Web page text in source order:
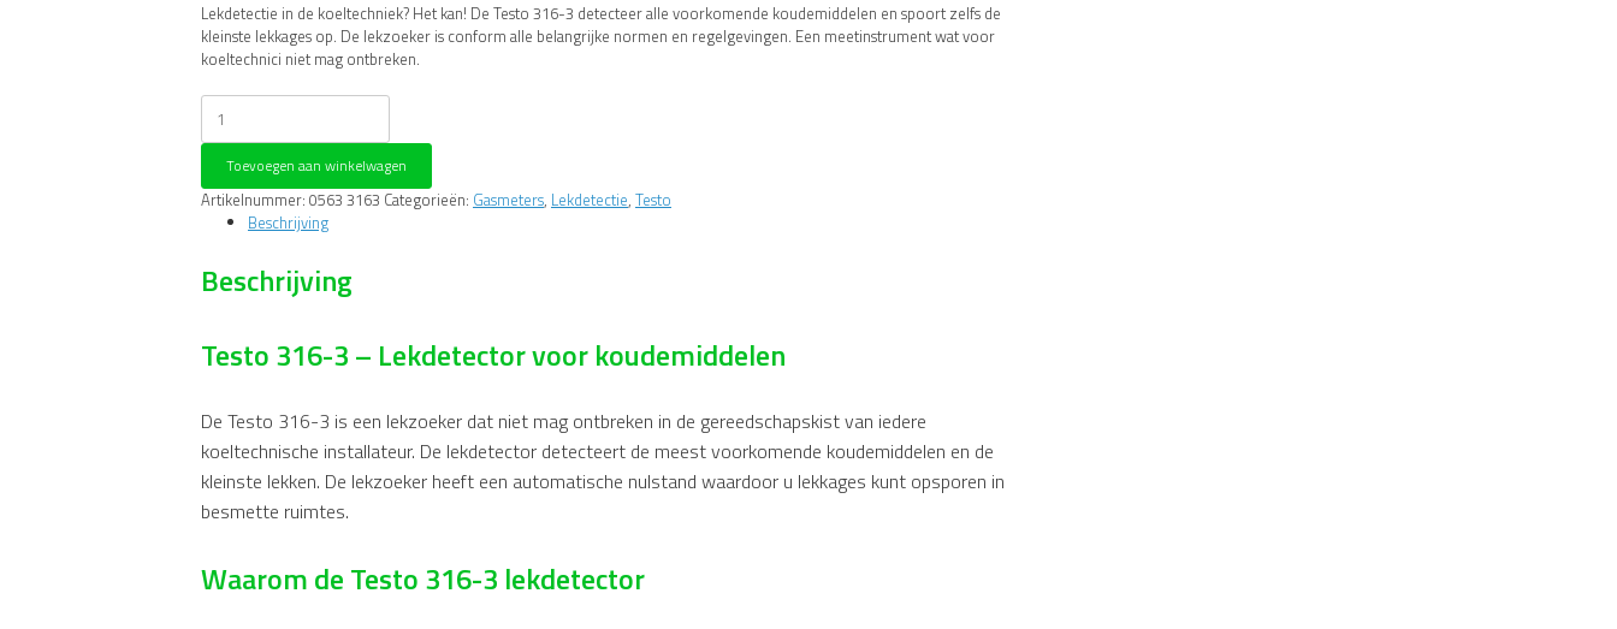
Lekdetectie in de koeltechniek? Het kan! De Testo 316-3 detecteer alle voorkomende koudemiddelen en spoort zelfs de
kleinste lekkages op. De lekzoeker is conform alle belangrijke normen en regelgevingen. Een meetinstrument wat voor
koeltechnici niet mag ontbreken.
Testo
316-
3
Lekdetector
voor
Toevoegen aan winkelwagen
Artikelnummer: 0563 3163 Categorieën: Gasmeters, Lekdetectie, Testo
Beschrijving
Beschrijving
Testo 316-3 – Lekdetector voor koudemiddelen
De Testo 316-3 is een lekzoeker dat niet mag ontbreken in de gereedschapskist van iedere
koeltechnische installateur. De lekdetector detecteert de meest voorkomende koudemiddelen en de
kleinste lekken. De lekzoeker heeft een automatische nulstand waardoor u lekkages kunt opsporen in
besmette ruimtes.
Waarom de Testo 316-3 lekdetector